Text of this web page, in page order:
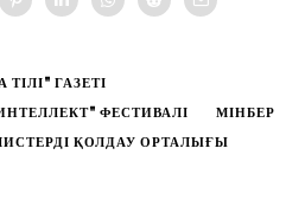
ТІЛІ" ГАЗЕТІ
ФЕСТИВАЛІ
МІНБЕР
ҚОЛДАУ ОРТАЛЫҒЫ